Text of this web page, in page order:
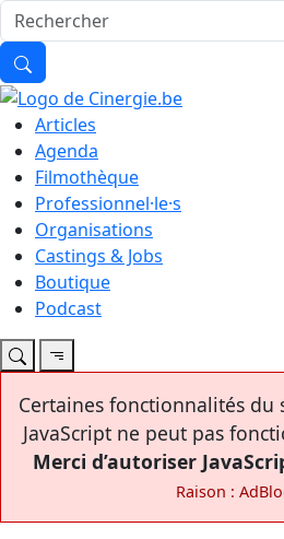
Articles
Agenda
Filmothèque
Professionnel·le·s
Organisations
Castings & Jobs
Boutique
Podcast
Certaines fonctionnalités du
JavaScript ne peut pas
Merci d’autoriser
Raison :